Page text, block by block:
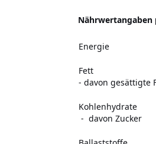
Nährwertangaben
Energie
Fett
- davon gesättigte
Kohlenhydrate
- davon Zucker